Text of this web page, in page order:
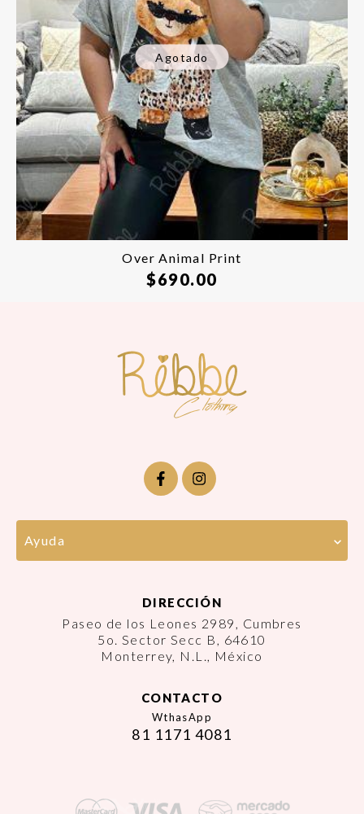
Agotado
Over Animal Print
$690.00
Ayuda
DIRECCIÓN
Paseo de los Leones 2989, Cumbres
5o. Sector Secc B, 64610
Monterrey, N.L., México
CONTACTO
WthasApp
81 1171 4081